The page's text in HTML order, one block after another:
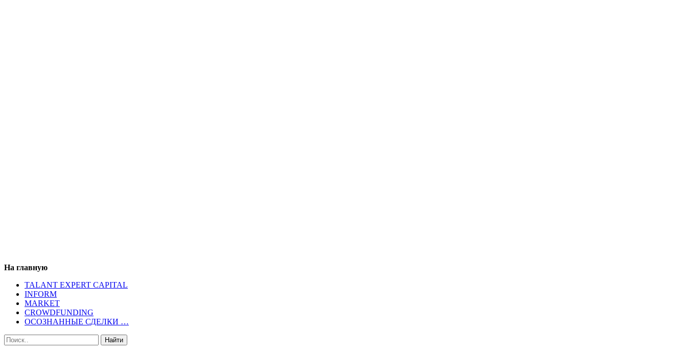
На главную
TALANT EXPERT CAPITAL
INFORM
MARKET
CROWDFUNDING
ОСОЗНАННЫЕ СДЕЛКИ …